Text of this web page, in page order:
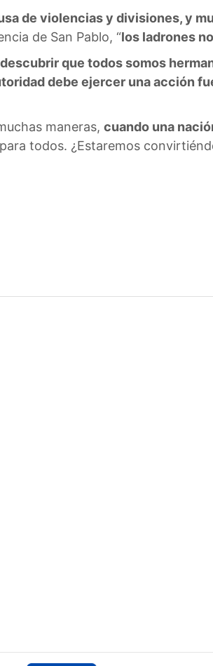
de violencias y divisiones, y
de San Pablo, “los ladrones
descubrir que todos somos
debe ejercer una acción
maneras, cuando una
todos. ¿Estaremos